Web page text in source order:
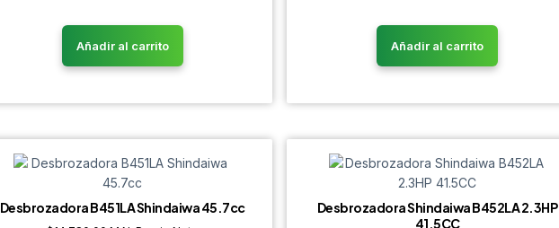
Añadir al carrito Añadir al carrito
Desbrozadora B451LA Shindaiwa 45.7cc
Desbrozadora Shindaiwa B452LA 2.3HP
41.5CC